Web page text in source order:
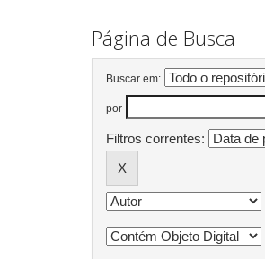
Página de Busca
Buscar em:
por
Filtros correntes: